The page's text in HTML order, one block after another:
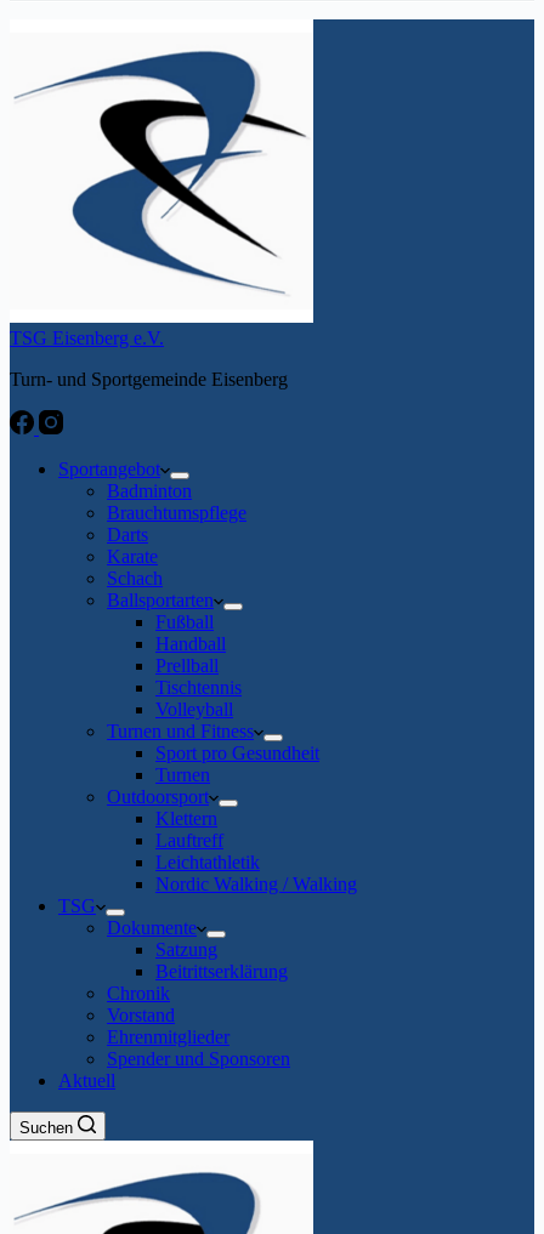
TSG Eisenberg e.V.
Turn- und Sportgemeinde Eisenberg
Sportangebot
Badminton
Brauchtumspflege
Darts
Karate
Schach
Ballsportarten
Fußball
Handball
Prellball
Tischtennis
Volleyball
Turnen und Fitness
Sport pro Gesundheit
Turnen
Outdoorsport
Klettern
Lauftreff
Leichtathletik
Nordic Walking / Walking
TSG
Dokumente
Satzung
Beitrittserklärung
Chronik
Vorstand
Ehrenmitglieder
Spender und Sponsoren
Aktuell
Suchen